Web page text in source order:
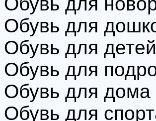
Обувь для
Обувь для
Обувь для
Обувь для дома
Обувь для